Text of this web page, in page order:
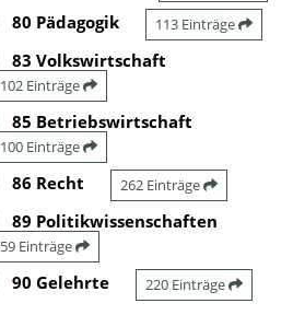
80 Pädagogik 113 Einträge
83 Volkswirtschaft
102 Einträge
85 Betriebswirtschaft
100 Einträge
86 Recht 262 Einträge
89 Politikwissenschaften
59 Einträge
90 Gelehrte 220 Einträge